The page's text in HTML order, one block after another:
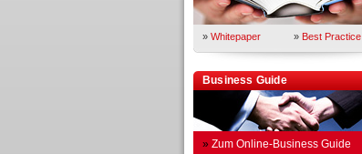
» Whitepaper » Best Practice
Business Guide
» Zum Online-Business Guide